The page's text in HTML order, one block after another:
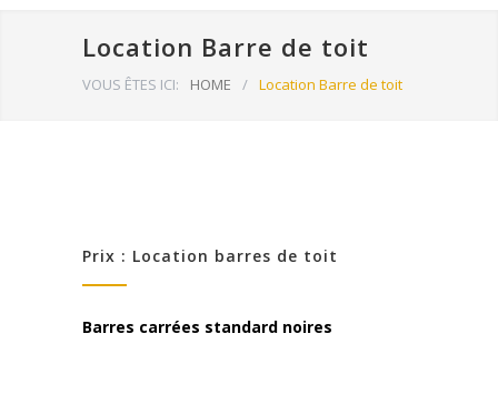
Location Barre de toit
VOUS ÊTES ICI: HOME / Location Barre de toit
Prix : Location barres de toit
Barres carrées standard noires